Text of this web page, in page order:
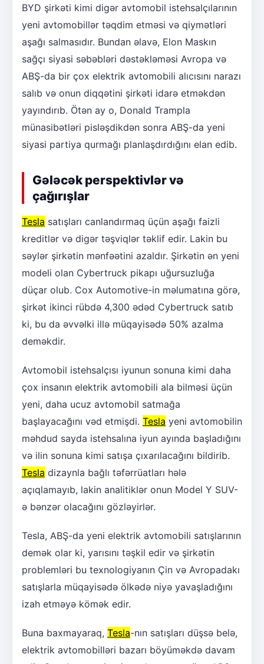
BYD şirkəti kimi digər avtomobil istehsalçılarının
yeni avtomobillər təqdim etməsi və qiymətləri
aşağı salmasıdır. Bundan əlavə, Elon Maskın
sağçı siyasi səbəbləri dəstəkləməsi Avropa və
ABŞ-da bir çox elektrik avtomobili alıcısını narazı
salıb və onun diqqətini şirkəti idarə etməkdən
yayındırıb. Ötən ay o, Donald Trampla
münasibətləri pisləşdikdən sonra ABŞ-da yeni
siyasi partiya qurmağı planlaşdırdığını elan edib.
Gələcək perspektivlər və
çağırışlar
Tesla satışları canlandırmaq üçün aşağı faizli
kreditlər və digər təşviqlər təklif edir. Lakin bu
səylər şirkətin mənfəətini azaldır. Şirkətin ən yeni
modeli olan Cybertruck pikapı uğursuzluğa
düçar olub. Cox Automotive-in məlumatına görə,
şirkət ikinci rübdə 4,300 ədəd Cybertruck satıb
ki, bu da əvvəlki illə müqayisədə 50% azalma
deməkdir.
Avtomobil istehsalçısı iyunun sonuna kimi daha
çox insanın elektrik avtomobili ala bilməsi üçün
yeni, daha ucuz avtomobil satmağa
başlayacağını vəd etmişdi. Tesla yeni avtomobilin
məhdud sayda istehsalına iyun ayında başladığını
və ilin sonuna kimi satışa çıxarılacağını bildirib.
Tesla dizaynla bağlı təfərrüatları hələ
açıqlamayıb, lakin analitiklər onun Model Y SUV-
ə bənzər olacağını gözləyirlər.
Tesla, ABŞ-da yeni elektrik avtomobili satışlarının
demək olar ki, yarısını təşkil edir və şirkətin
problemləri bu texnologiyanın Çin və Avropadakı
satışlarla müqayisədə ölkədə niyə yavaşladığını
izah etməyə kömək edir.
Buna baxmayaraq, Tesla-nın satışları düşsə belə,
elektrik avtomobilləri bazarı böyüməkdə davam